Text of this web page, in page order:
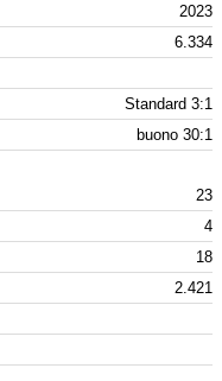
2023
6.334
Standard 3:1
buono 30:1
23
4
18
2.421